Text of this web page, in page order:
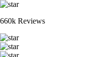
660k Reviews